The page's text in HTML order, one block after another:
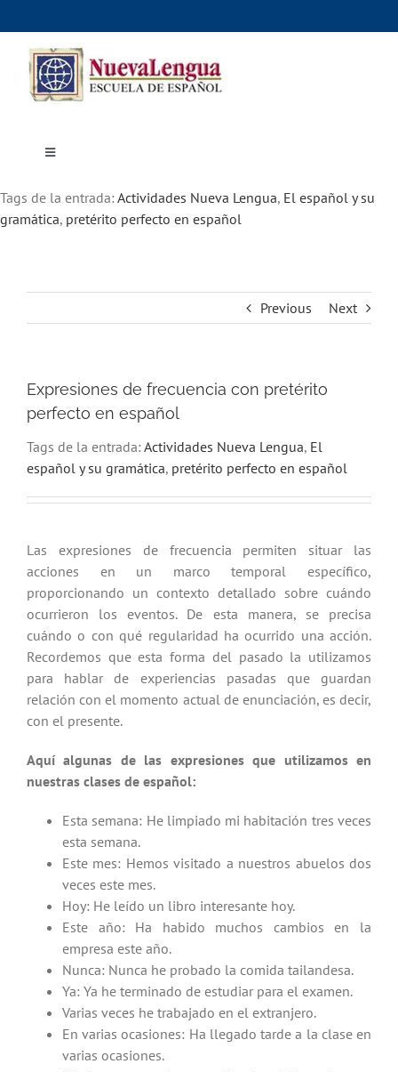
to
content
Toggle
Cursos
Dónde estudiar
Actividades culturales
Tags de la entrada: Actividades Nueva Lengua, El español y su
gramática, pretérito perfecto en español
Previous Next
Expresiones de frecuencia con pretérito
perfecto en español
Tags de la entrada: Actividades Nueva Lengua, El
español y su gramática, pretérito perfecto en español
Las expresiones de frecuencia permiten situar las
acciones en un marco temporal específico,
proporcionando un contexto detallado sobre cuándo
ocurrieron los eventos. De esta manera, se precisa
cuándo o con qué regularidad ha ocurrido una acción.
Recordemos que esta forma del pasado la utilizamos
para hablar de experiencias pasadas que guardan
relación con el momento actual de enunciación, es decir,
con el presente.
Aquí algunas de las expresiones que utilizamos en
nuestras clases de español:
Esta semana: He limpiado mi habitación tres veces
esta semana.
Este mes: Hemos visitado a nuestros abuelos dos
veces este mes.
Hoy: He leído un libro interesante hoy.
Este año: Ha habido muchos cambios en la
empresa este año.
Nunca: Nunca he probado la comida tailandesa.
Ya: Ya he terminado de estudiar para el examen.
Varias veces he trabajado en el extranjero.
En varias ocasiones: Ha llegado tarde a la clase en
varias ocasiones.